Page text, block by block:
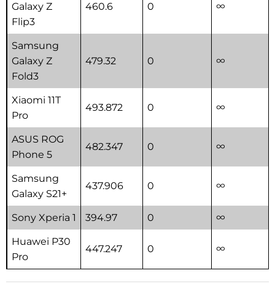
Galaxy Z
Flip3
460.6 0 ∞
Samsung
Galaxy Z
Fold3
479.32 0 ∞
Xiaomi 11T
Pro
493.872 0 ∞
ASUS ROG
Phone 5
482.347 0 ∞
Samsung
Galaxy S21+
437.906 0 ∞
Sony Xperia 1 394.97 0 ∞
Huawei P30
Pro
447.247 0 ∞